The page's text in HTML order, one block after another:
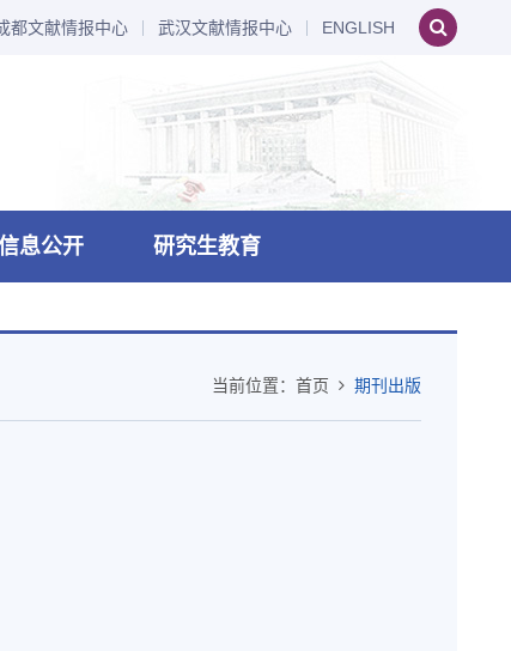
都文献情报中心 武汉文献情报中心 ENGLISH
息公开 研究生教育
当前位置： 首页 期刊出版